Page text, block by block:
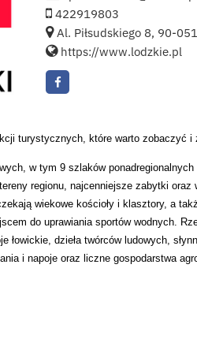
422919803
Al. Piłsudskiego 8, 90-
https://www.lodzkie.pl
turystycznych, które warto zobaczyć i
w tym 9 szlaków
regionu, najcenniejsze zabytki oraz
wiekowe kościoły i klasztory, a
do uprawiania sportów wodnych.
dzieła twórców ludowych,
i napoje oraz liczne gospodarstwa